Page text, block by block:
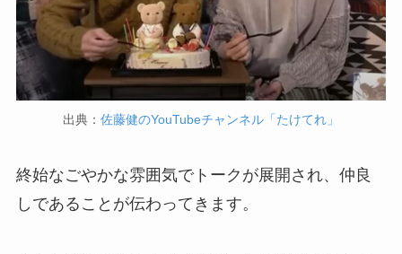
出典： 佐藤健のYouTubeチャンネル「たけてれ」
終始なごやかな雰囲気でトークが展開され、仲良
しであることが伝わってきます。